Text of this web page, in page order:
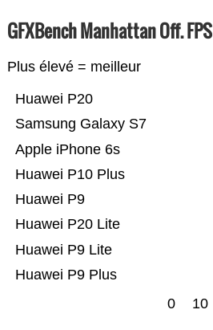
GFXBench Manhattan Off. FPS
Plus élevé = meilleur
Huawei P9 Plus
Huawei P9 Lite
Huawei P20 Lite
Huawei P9
Huawei P10 Plus
Apple iPhone 6s
Samsung Galaxy S7
Huawei P20
0 10